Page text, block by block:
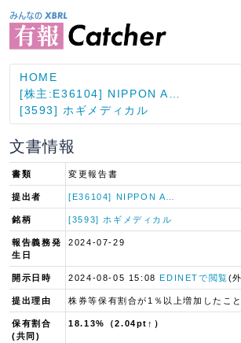
HOME
[株主:E36104] NIPPON A…
[3593] ホギメディカル
文書情報
書類 変更報告書
提出者 [E36104] NIPPON A…
銘柄 [3593] ホギメディカル
報告義務発
生日
2024-07-29
開示日時 2024-08-05 15:08EDINETで閲覧(
提出理由
保有割合
(共同)
18.13%（2.04pt↑）